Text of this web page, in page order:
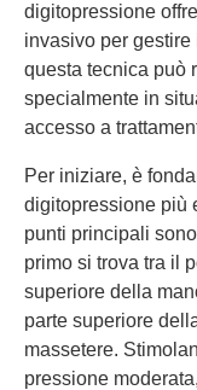
digitopressione
invasivo per
questa tecnica può
specialmente in
accesso a
Per iniziare, è
digitopressione più
punti principali sono
primo si trova tra il
superiore della
parte superiore
massetere.
pressione